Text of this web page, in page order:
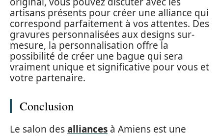
artisans présents pour créer une alliance qui
correspond parfaitement à vos attentes. Des
gravures personnalisées aux designs sur-
mesure, la personnalisation offre la
possibilité de créer une bague qui sera
vraiment unique et significative pour vous et
votre partenaire.
Conclusion
Le salon desalliances à Amiens est une